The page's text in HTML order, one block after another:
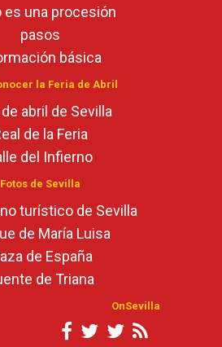
es una procesión
pasos
básica
la Feria de Abril
abril de Sevilla
de la Feria
del Infierno
Fotos de Sevilla
turístico de Sevilla
de María Luisa
de España
de Triana
OnSevilla